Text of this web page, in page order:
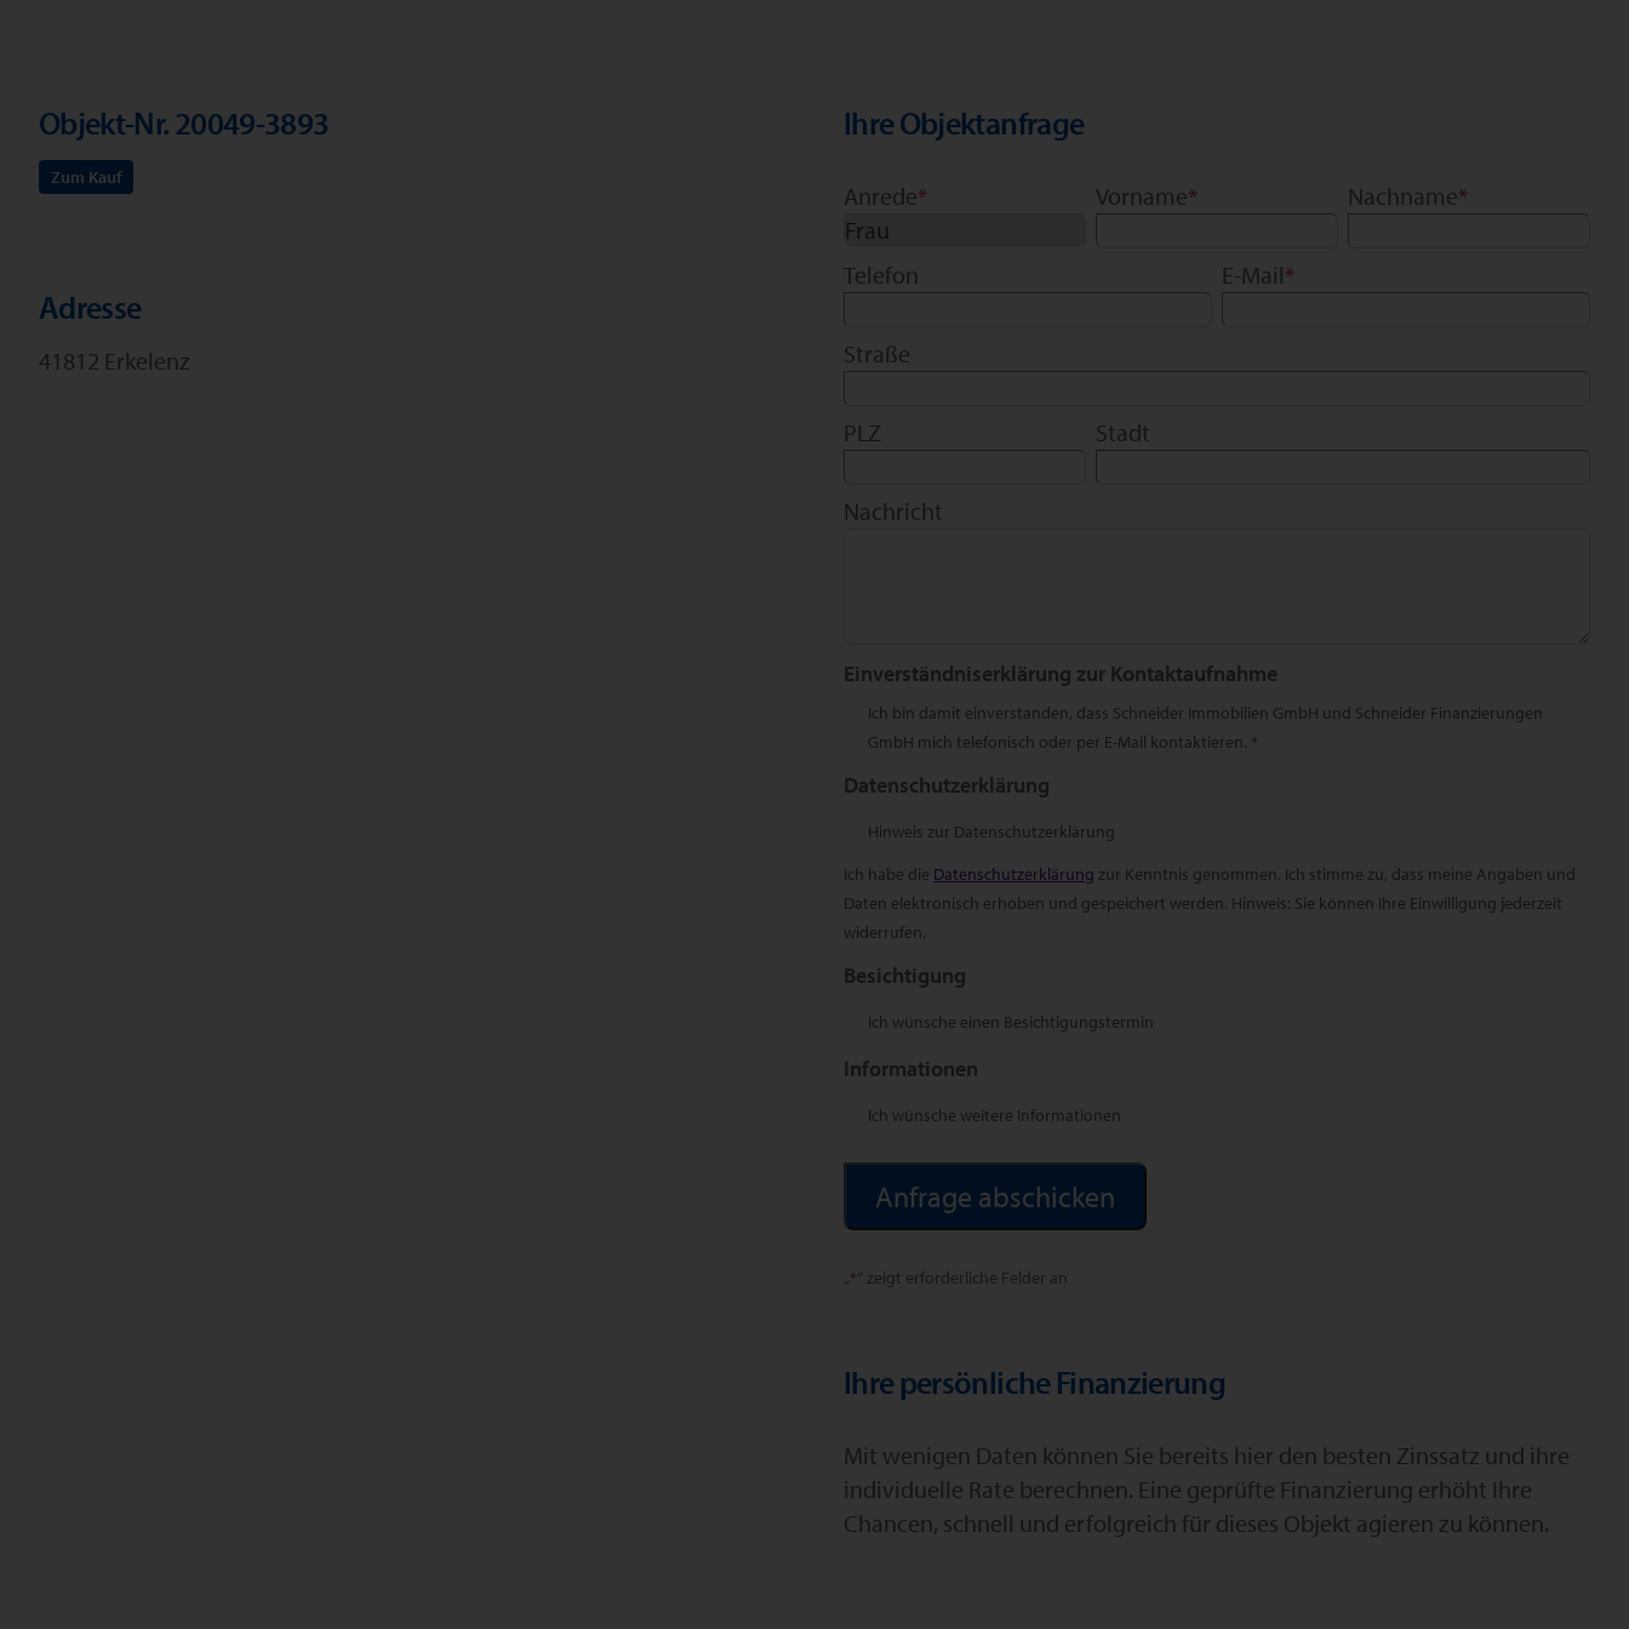
Objekt-Nr. 20049-3893
Zum Kauf
Adresse
41812 Erkelenz
Ihre Objektanfrage
„*“ zeigt erforderliche Felder an
Anrede* Vorname* Nachname*
Telefon E-Mail*
Straße
PLZ Stadt
Nachricht
Einverständniserklärung zur Kontaktaufnahme
Ich bin damit einverstanden, dass Schneider Immobilien GmbH und Schneider Finanzierungen
GmbH mich telefonisch oder per E-Mail kontaktieren. *
Datenschutzerklärung
Hinweis zur Datenschutzerklärung
Ich habe die Datenschutzerklärung zur Kenntnis genommen. Ich stimme zu, dass meine Angaben und
Daten elektronisch erhoben und gespeichert werden. Hinweis: Sie können Ihre Einwilligung jederzeit
widerrufen.
Besichtigung
Ich wünsche einen Besichtigungstermin
Informationen
Ich wünsche weitere Informationen
Ihre persönliche Finanzierung
Mit wenigen Daten können Sie bereits hier den besten Zinssatz und ihre
individuelle Rate berechnen. Eine geprüfte Finanzierung erhöht Ihre
Chancen, schnell und erfolgreich für dieses Objekt agieren zu können.